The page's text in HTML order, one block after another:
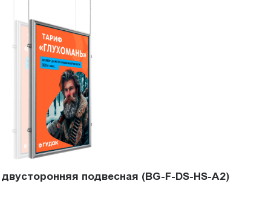
подвесная (BG-F-DS-HS-A2)